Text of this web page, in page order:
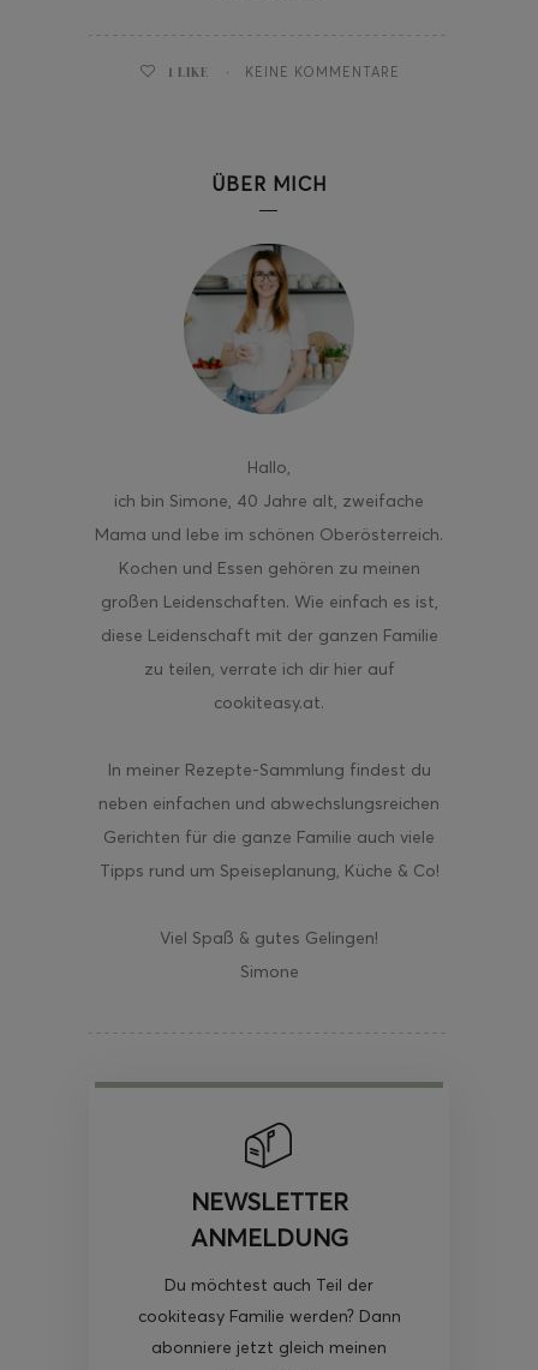
1 LIKE KEINE KOMMENTARE
ÜBER MICH
Hallo,
ich bin Simone, 40 Jahre alt, zweifache
Mama und lebe im schönen Oberösterreich.
Kochen und Essen gehören zu meinen
großen Leidenschaften. Wie einfach es ist,
diese Leidenschaft mit der ganzen Familie
zu teilen, verrate ich dir hier auf
cookiteasy.at.
In meiner Rezepte-Sammlung findest du
neben einfachen und abwechslungsreichen
Gerichten für die ganze Familie auch viele
Tipps rund um Speiseplanung, Küche & Co!
Viel Spaß & gutes Gelingen!
Simone
NEWSLETTER
ANMELDUNG
Du möchtest auch Teil der
cookiteasy Familie werden? Dann
abonniere jetzt gleich meinen